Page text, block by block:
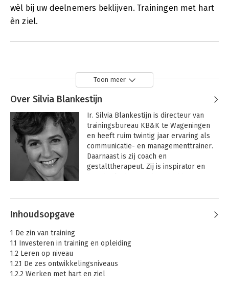
wèl bij uw deelnemers beklijven. Trainingen met hart
èn ziel.
Toon meer
Over Silvia Blankestijn
Ir. Silvia Blankestijn is directeur van
trainingsbureau KB&K te Wageningen
en heeft ruim twintig jaar ervaring als
communicatie- en managementtrainer.
Daarnaast is zij coach en
gestalttherapeut. Zij is inspirator en
ziel'. Bezoek ook de website van Silvia
Andere boeken door Silvia
Blankestijn
Inhoudsopgave
1 De zin van training
1.1 Investeren in training en opleiding
1.2 Leren op niveau
1.2.1 De zes ontwikkelingsniveaus
1.2.2 Werken met hart en ziel